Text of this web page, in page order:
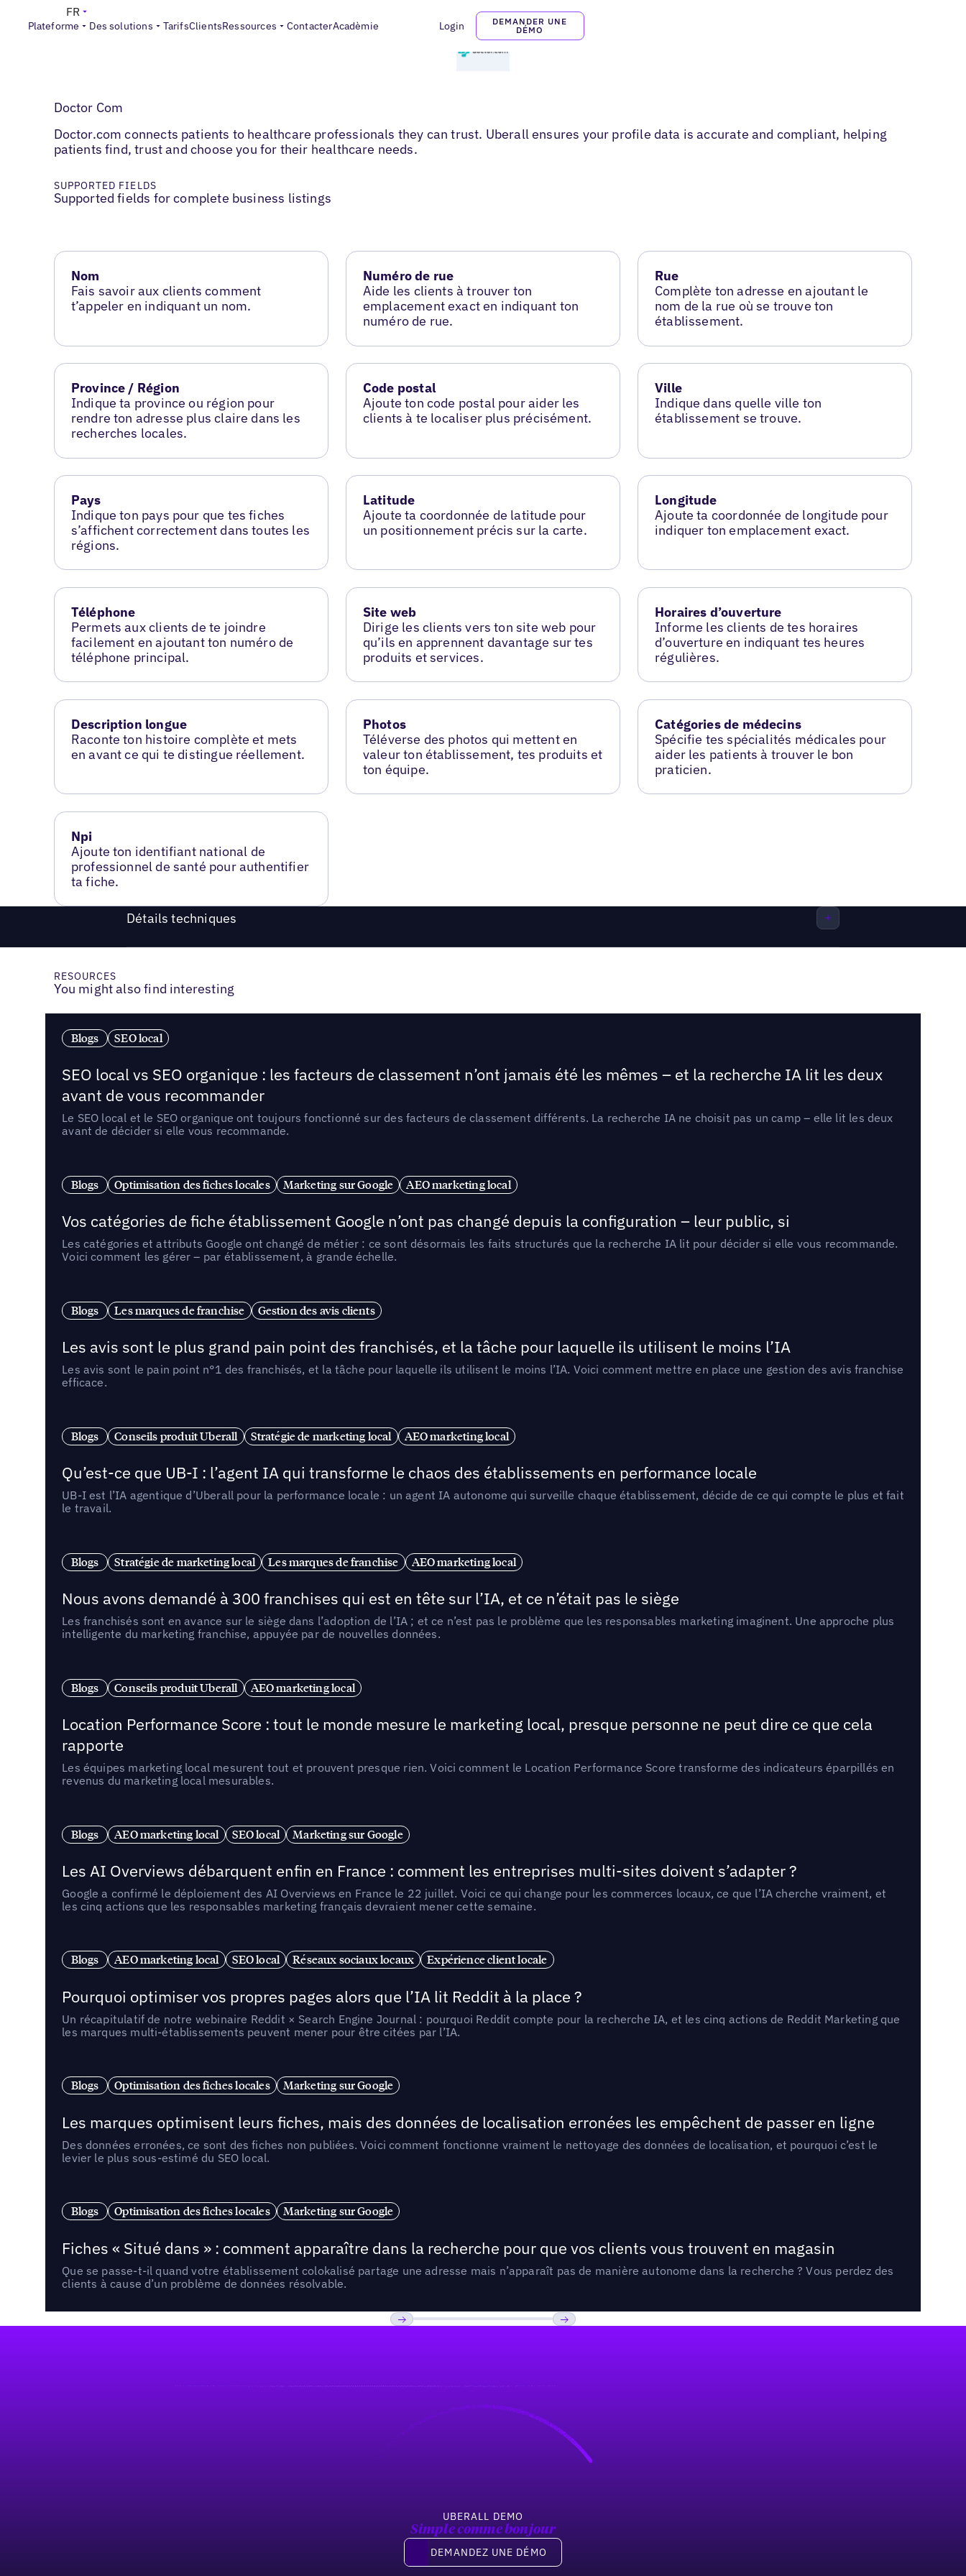
Plateforme Des solutions TarifsClientsRessources ContacterAcadèmie Login
DEMANDER UNE
DÉMO
FR
Doctor Com
Doctor.com connects patients to healthcare professionals they can trust. Uberall ensures your profile data is accurate and compliant, helping
patients find, trust and choose you for their healthcare needs.
SUPPORTED FIELDS
Supported fields for complete business listings
Nom
Fais savoir aux clients comment
t’appeler en indiquant un nom.
Numéro de rue
Aide les clients à trouver ton
emplacement exact en indiquant ton
numéro de rue.
Rue
Complète ton adresse en ajoutant le
nom de la rue où se trouve ton
établissement.
Province / Région
Indique ta province ou région pour
rendre ton adresse plus claire dans les
recherches locales.
Code postal
Ajoute ton code postal pour aider les
clients à te localiser plus précisément.
Ville
Indique dans quelle ville ton
établissement se trouve.
Pays
Indique ton pays pour que tes fiches
s’affichent correctement dans toutes les
régions.
Latitude
Ajoute ta coordonnée de latitude pour
un positionnement précis sur la carte.
Longitude
Ajoute ta coordonnée de longitude pour
indiquer ton emplacement exact.
Téléphone
Permets aux clients de te joindre
facilement en ajoutant ton numéro de
téléphone principal.
Site web
Dirige les clients vers ton site web pour
qu’ils en apprennent davantage sur tes
produits et services.
Horaires d’ouverture
Informe les clients de tes horaires
d’ouverture en indiquant tes heures
régulières.
Description longue
Raconte ton histoire complète et mets
en avant ce qui te distingue réellement.
Photos
Téléverse des photos qui mettent en
valeur ton établissement, tes produits et
ton équipe.
Catégories de médecins
Spécifie tes spécialités médicales pour
aider les patients à trouver le bon
praticien.
Npi
Ajoute ton identifiant national de
professionnel de santé pour authentifier
ta fiche.
Détails techniques
RESOURCES
You might also find interesting
Blogs SEO local
SEO local vs SEO organique : les facteurs de classement n’ont jamais été les mêmes – et la recherche IA lit les deux
avant de vous recommander
Le SEO local et le SEO organique ont toujours fonctionné sur des facteurs de classement différents. La recherche IA ne choisit pas un camp – elle lit les deux
avant de décider si elle vous recommande.
Blogs Optimisation des fiches locales Marketing sur Google AEO marketing local
Vos catégories de fiche établissement Google n’ont pas changé depuis la configuration – leur public, si
Les catégories et attributs Google ont changé de métier : ce sont désormais les faits structurés que la recherche IA lit pour décider si elle vous recommande.
Voici comment les gérer – par établissement, à grande échelle.
Blogs Les marques de franchise Gestion des avis clients
Les avis sont le plus grand pain point des franchisés, et la tâche pour laquelle ils utilisent le moins l’IA
Les avis sont le pain point n°1 des franchisés, et la tâche pour laquelle ils utilisent le moins l’IA. Voici comment mettre en place une gestion des avis franchise
efficace.
Blogs Conseils produit Uberall Stratégie de marketing local AEO marketing local
Qu’est-ce que UB-I : l’agent IA qui transforme le chaos des établissements en performance locale
UB-I est l’IA agentique d’Uberall pour la performance locale : un agent IA autonome qui surveille chaque établissement, décide de ce qui compte le plus et fait
le travail.
Blogs Stratégie de marketing local Les marques de franchise AEO marketing local
Nous avons demandé à 300 franchises qui est en tête sur l’IA, et ce n’était pas le siège
Les franchisés sont en avance sur le siège dans l’adoption de l’IA ; et ce n’est pas le problème que les responsables marketing imaginent. Une approche plus
intelligente du marketing franchise, appuyée par de nouvelles données.
Blogs Conseils produit Uberall AEO marketing local
Location Performance Score : tout le monde mesure le marketing local, presque personne ne peut dire ce que cela
rapporte
Les équipes marketing local mesurent tout et prouvent presque rien. Voici comment le Location Performance Score transforme des indicateurs éparpillés en
revenus du marketing local mesurables.
Blogs AEO marketing local SEO local Marketing sur Google
Les AI Overviews débarquent enfin en France : comment les entreprises multi-sites doivent s’adapter ?
Google a confirmé le déploiement des AI Overviews en France le 22 juillet. Voici ce qui change pour les commerces locaux, ce que l’IA cherche vraiment, et
les cinq actions que les responsables marketing français devraient mener cette semaine.
Blogs AEO marketing local SEO local Réseaux sociaux locaux Expérience client locale
Pourquoi optimiser vos propres pages alors que l’IA lit Reddit à la place ?
Un récapitulatif de notre webinaire Reddit × Search Engine Journal : pourquoi Reddit compte pour la recherche IA, et les cinq actions de Reddit Marketing que
les marques multi-établissements peuvent mener pour être citées par l’IA.
Blogs Optimisation des fiches locales Marketing sur Google
Les marques optimisent leurs fiches, mais des données de localisation erronées les empêchent de passer en ligne
Des données erronées, ce sont des fiches non publiées. Voici comment fonctionne vraiment le nettoyage des données de localisation, et pourquoi c’est le
levier le plus sous-estimé du SEO local.
Blogs Optimisation des fiches locales Marketing sur Google
Fiches « Situé dans » : comment apparaître dans la recherche pour que vos clients vous trouvent en magasin
Que se passe-t-il quand votre établissement colokalisé partage une adresse mais n’apparaît pas de manière autonome dans la recherche ? Vous perdez des
clients à cause d’un problème de données résolvable.
UBERALL DEMO
Simple comme bonjour
Demandez une démo
DEMANDEZ UNE DÉMO